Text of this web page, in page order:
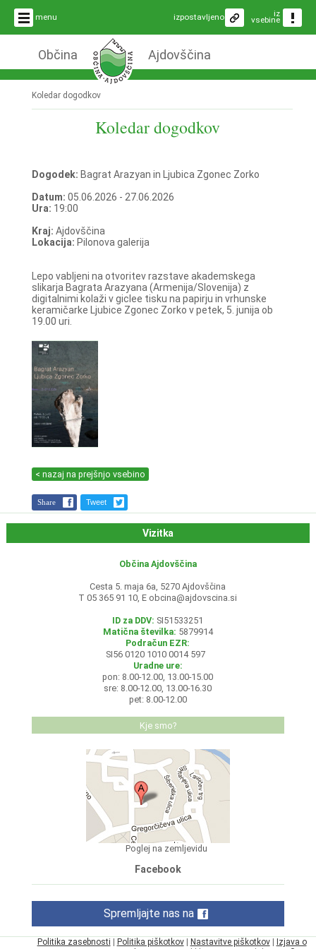
menu iz
vsebine
izpostavljeno
Občina Ajdovščina
Koledar dogodkov
Koledar dogodkov
Dogodek: Bagrat Arazyan in Ljubica Zgonec Zorko
Datum: 05.06.2026 - 27.06.2026
Ura: 19:00
Kraj: Ajdovščina
Lokacija: Pilonova galerija
Lepo vabljeni na otvoritev razstave akademskega
slikarja Bagrata Arazyana (Armenija/Slovenija) z
digitalnimi kolaži v giclee tisku na papirju in vrhunske
keramičarke Ljubice Zgonec Zorko v petek, 5. junija ob
19.00 uri.
< nazaj na prejšnjo vsebino
Share Tweet
Vizitka
Občina Ajdovščina
Cesta 5. maja 6a, 5270 Ajdovščina
T 05 365 91 10, E obcina@ajdovscina.si
ID za DDV: SI51533251
Matična številka: 5879914
Podračun EZR:
SI56 0120 1010 0014 597
Uradne ure:
pon: 8.00-12.00, 13.00-15.00
sre: 8.00-12.00, 13.00-16.30
pet: 8.00-12.00
Kje smo?
Poglej na zemljevidu
Facebook
Spremljajte nas na
Politika zasebnosti Politika piškotkov| Nastavitve piškotkov|
Izjava o